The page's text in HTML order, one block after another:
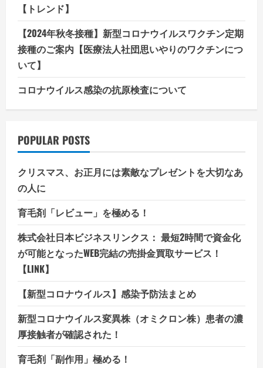
【トレンド】
【2024年秋冬接種】新型コロナウイルスワクチン定期
接種のご案内【医療法人社団思いやりのワクチンにつ
いて】
コロナウイルス感染の抗原検査について
POPULAR POSTS
クリスマス、お正月には素敵なプレゼントを大切なあ
の人に
育毛剤「レビュー」を極める！
株式会社日本ビジネスリンクス： 最短2時間で資金化
が可能となったWEB完結の売掛金買取サービス！
【LINK】
【新型コロナウイルス】感染予防法まとめ
新型コロナウイルス変異株（オミクロン株）患者の濃
厚接触者が確認された！
育毛剤「副作用」極める！